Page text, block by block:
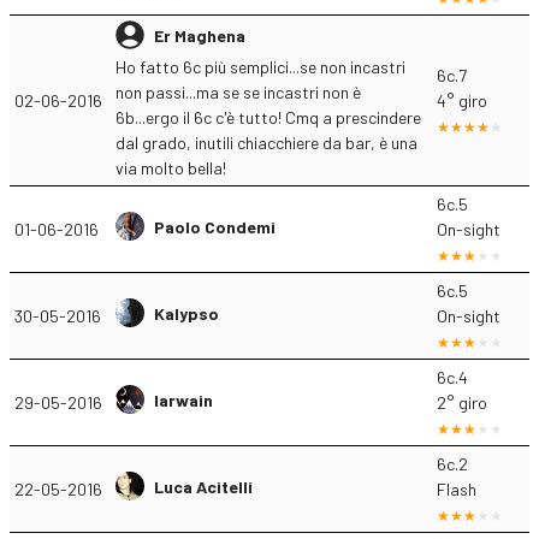
02-06-2016
Er Maghena
Ho fatto 6c più semplici...se non incastri
non passi...ma se se incastri non è
6b...ergo il 6c c'è tutto! Cmq a prescindere
dal grado, inutili chiacchiere da bar, è una
via molto bella!
6c.7
4° giro
01-06-2016 Paolo Condemi
6c.5
On-sight
30-05-2016 Kalypso
6c.5
On-sight
29-05-2016 Iarwain
6c.4
2° giro
22-05-2016 Luca Acitelli
6c.2
Flash